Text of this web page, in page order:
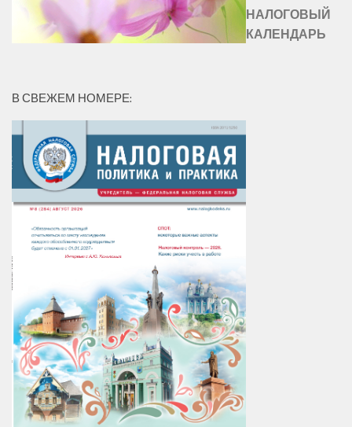
НАЛОГОВЫЙ
КАЛЕНДАРЬ
В СВЕЖЕМ НОМЕРЕ: